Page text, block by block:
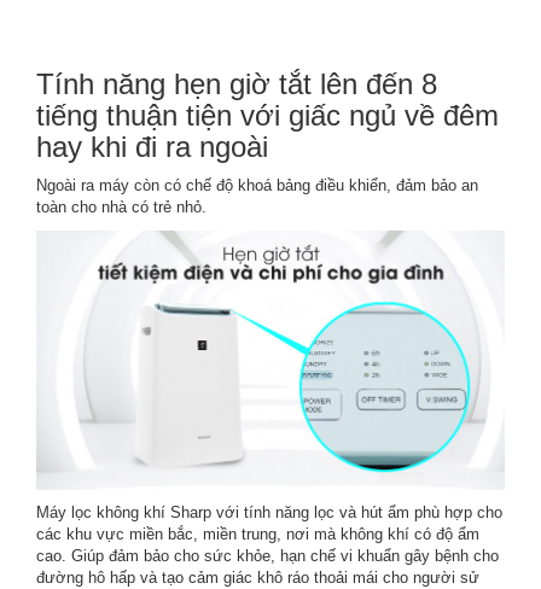
Tính năng hẹn giờ tắt lên đến 8
tiếng thuận tiện với giấc ngủ về đêm
hay khi đi ra ngoài
Ngoài ra máy còn có chế độ khoá bảng điều khiển, đảm bảo an
toàn cho nhà có trẻ nhỏ.
Máy lọc không khí Sharp với tính năng lọc và hút ẩm phù hợp cho
các khu vực miền bắc, miền trung, nơi mà không khí có độ ẩm
cao. Giúp đảm bảo cho sức khỏe, hạn chế vi khuẩn gây bệnh cho
đường hô hấp và tạo cảm giác khô ráo thoải mái cho người sử